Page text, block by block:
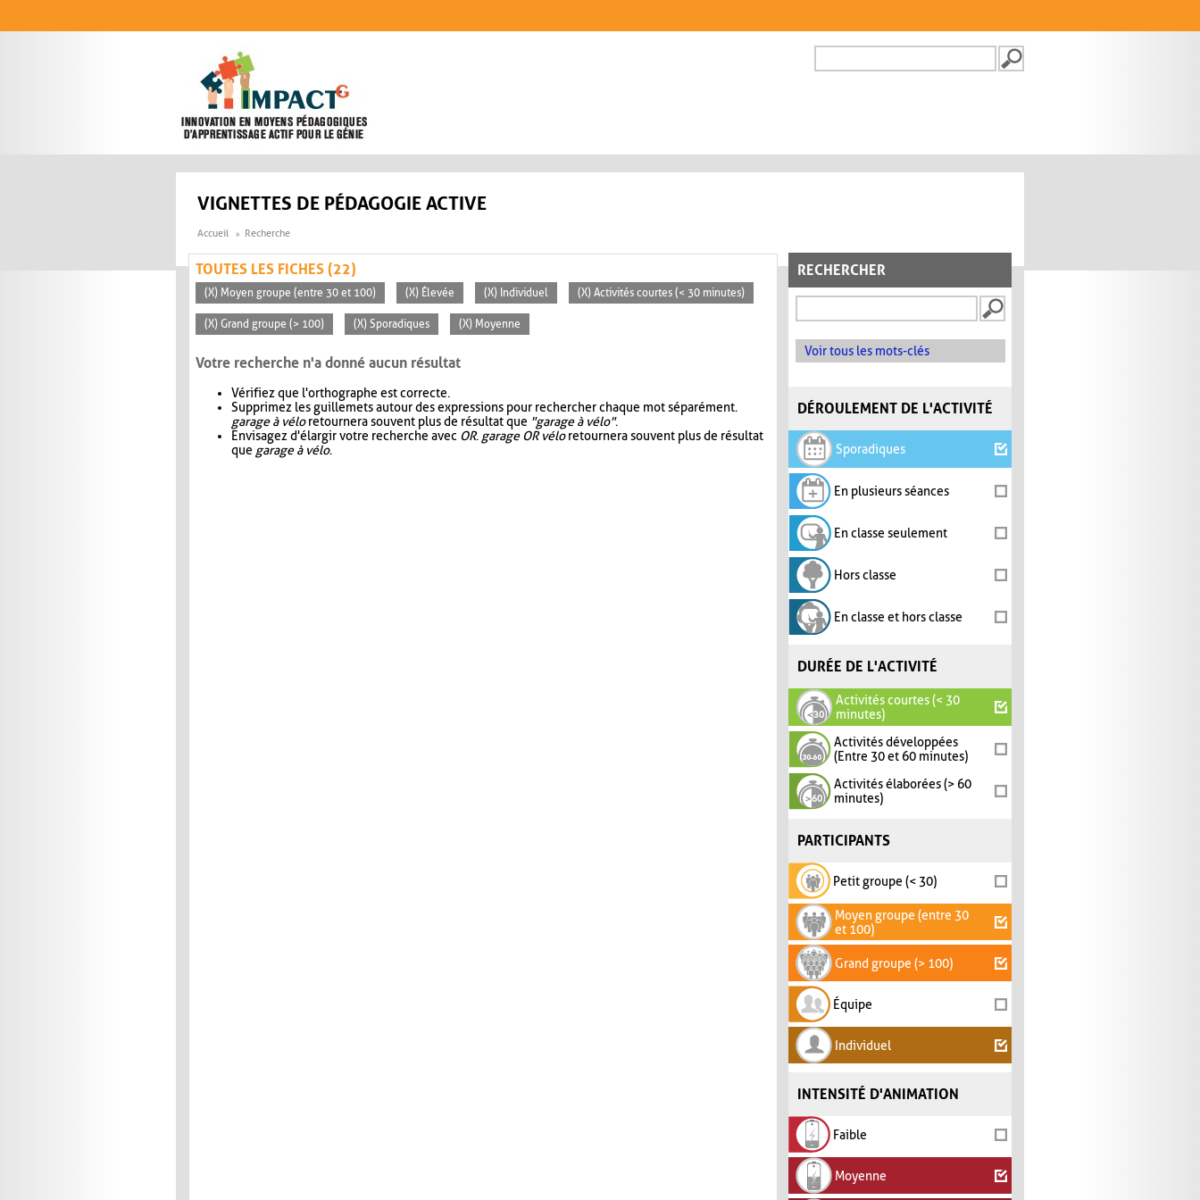
FORMULAIRE DE
VIGNETTES DE PÉDAGOGIE ACTIVE
Accueil Recherche
RECHERCHER
Voir tous les mots-clés
DÉROULEMENT DE L'ACTIVITÉ
Sporadiques
En plusieurs séances
En classe seulement
Hors classe
En classe et hors classe
DURÉE DE L'ACTIVITÉ
Activités courtes (< 30
minutes)
Activités développées
(Entre 30 et 60 minutes)
Activités élaborées (> 60
minutes)
PARTICIPANTS
Petit groupe (< 30)
Moyen groupe (entre 30
et 100)
Grand groupe (> 100)
Équipe
Individuel
INTENSITÉ D'ANIMATION
Faible
Moyenne
TOUTES LES FICHES (22)
(X) Moyen groupe (entre 30 et 100) (X) Élevée (X) Individuel (X) Activités courtes (< 30 minutes)
(X) Grand groupe (> 100) (X) Sporadiques (X) Moyenne
Votre recherche n'a donné aucun résultat
Vérifiez que l'orthographe est correcte.
Supprimez les guillemets autour des expressions pour rechercher chaque mot séparément.
garage à véloretournera souvent plus de résultat que "garage à vélo".
Envisagez d'élargir votre recherche avec OR. garage OR véloretournera souvent plus de résultat
que garage à vélo.